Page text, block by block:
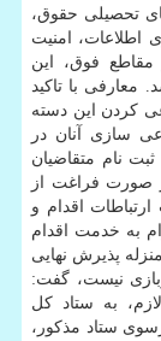
تحصیلی حقوق،
اطلاعات، امنیت
مقاطع فوق، این
معارفی با تاكید
كردن این دسته
سازی آنان در
نام متقاضیان
صورت فراغت از
اقدام و
به خدمت اقدام
پذیرش نهایی
نیست، گفت:
به ستاد كل
ستاد مذكور،